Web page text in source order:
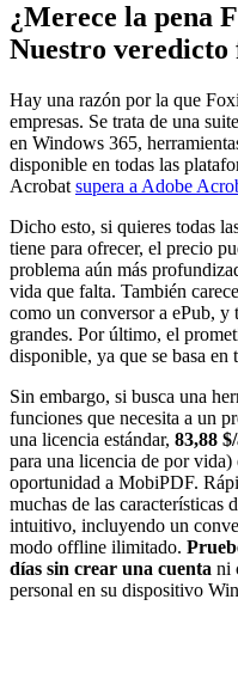
¿Merece la pena
Nuestro veredicto
Hay una razón por la que
empresas. Se trata de una
en Windows 365,
disponible en todas las
Acrobat supera a Adobe
Dicho esto, si quieres todas
tiene para ofrecer, el precio
problema aún más
vida que falta. También
como un conversor a ePub, y
grandes. Por último, el
disponible, ya que se basa en
Sin embargo, si busca una
funciones que necesita a un
una licencia estándar, 83,88
para una licencia de por vida)
oportunidad a MobiPDF.
muchas de las características
intuitivo, incluyendo un
modo offline ilimitado.
días sin crear una cuenta ni
personal en su dispositivo